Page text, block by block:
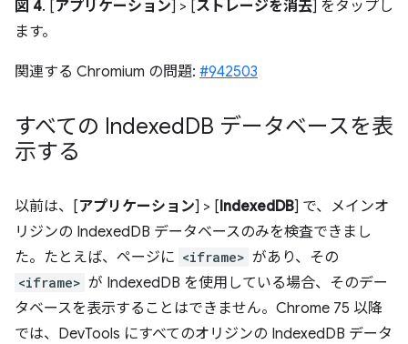
図 4. [アプリケーション] > [ストレージを消去] をタップし
ます。
関連する Chromium の問題: #942503
すべての IndexedDB データベースを表
示する
以前は、[アプリケーション] > [IndexedDB] で、メインオ
リジンの IndexedDB データベースのみを検査できまし
た。たとえば、ページに <iframe> があり、その
<iframe> が IndexedDB を使用している場合、そのデー
タベースを表示することはできません。Chrome 75 以降
では、DevTools にすべてのオリジンの IndexedDB データ